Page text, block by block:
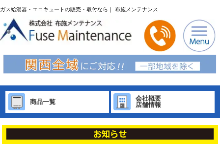
ガス給湯器・エコキュートの販売・取付なら｜ 布施メンテナンス
商品一覧
会社概要
店舗情報